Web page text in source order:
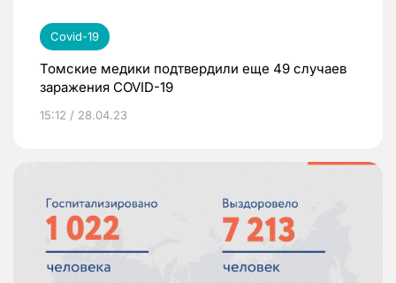
Covid-19
Томские медики подтвердили еще 49 случаев
заражения COVID-19
15:12 / 28.04.23